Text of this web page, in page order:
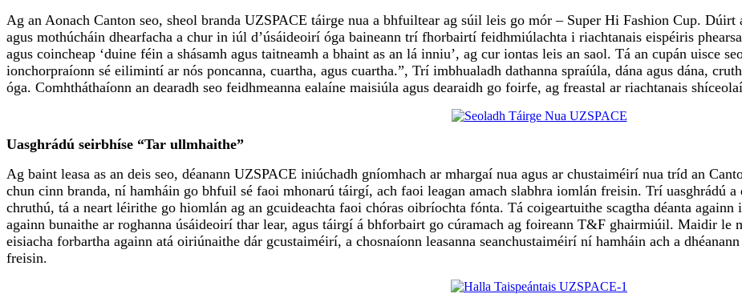
Ag an Aonach Canton seo, sheol branda UZSPACE táirge nua a bhfuiltear ag súil leis go mór – Super Hi Fashion Cup.
agus mothúcháin dhearfacha a chur in iúl d’úsáideoirí óga baineann trí fhorbairtí feidhmiúlachta i riachtanais eispéiris
agus coincheap ‘duine féin a shásamh agus taitneamh a bhaint as an lá inniu’, ag cur iontas leis an saol. Tá an cupán uisce
ionchorpraíonn sé eilimintí ar nós poncanna, cuartha, agus cuartha.”, Trí imbhualadh dathanna spraíúla, dána agus dána,
óga. Comhtháthaíonn an dearadh seo feidhmeanna ealaíne maisiúla agus dearaidh go foirfe, ag freastal ar riachtanais
Uasghrádú seirbhíse “Tar ullmhaithe”
Ag baint leasa as an deis seo, déanann UZSPACE iniúchadh gníomhach ar mhargaí nua agus ar chustaiméirí nua tríd an
chun cinn branda, ní hamháin go bhfuil sé faoi mhonarú táirgí, ach faoi leagan amach slabhra iomlán freisin. Trí uasghrádú a
chruthú, tá a neart léirithe go hiomlán ag an gcuideachta faoi chóras oibríochta fónta. Tá coigeartuithe scagtha déanta
againn bunaithe ar roghanna úsáideoirí thar lear, agus táirgí á bhforbairt go cúramach ag foireann T&F ghairmiúil. Maidir le
eisiacha forbartha againn atá oiriúnaithe dár gcustaiméirí, a chosnaíonn leasanna seanchustaiméirí ní hamháin ach a
freisin.